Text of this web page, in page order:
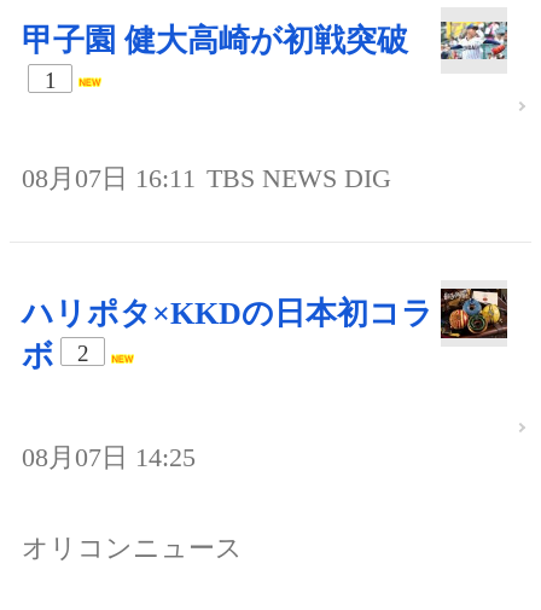
甲子園 健大高崎が初戦突破
1
08月07日 16:11 TBS NEWS DIG
ハリポタ×KKDの日本初コラ
ボ
2
08月07日 14:25
オリコンニュース